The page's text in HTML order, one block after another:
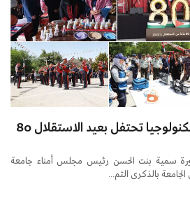
تحتفل بعيد الاستقلال 80
سمية بنت الحسن رئيس مجلس أمناء جامعة
بالذكرى الثم...